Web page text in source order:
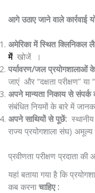
आगे उठाए जाने वाले कार्रवाई
अमेरिका में स्थित क्लिनिकल
मेंखोजें ।
पर्यावरण/जल प्रयोगशालाओं
जाएं और “दक्षता परीक्षण”
अपने मान्यता निकाय से संपर्क
संबंधित नियमों के बारे में
अपने साथियों से पूछें:
राज्य प्रयोगशाला संघ) अमूल्य
प्रवीणता परीक्षण प्रदाता
यहां बताया गया है कि
कब करना चाहिए :